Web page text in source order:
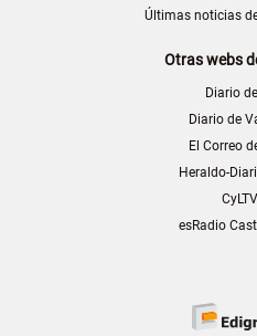
Últimas noticias
Otras webs
Diario
Diario de
El Correo
Heraldo-
esRadio